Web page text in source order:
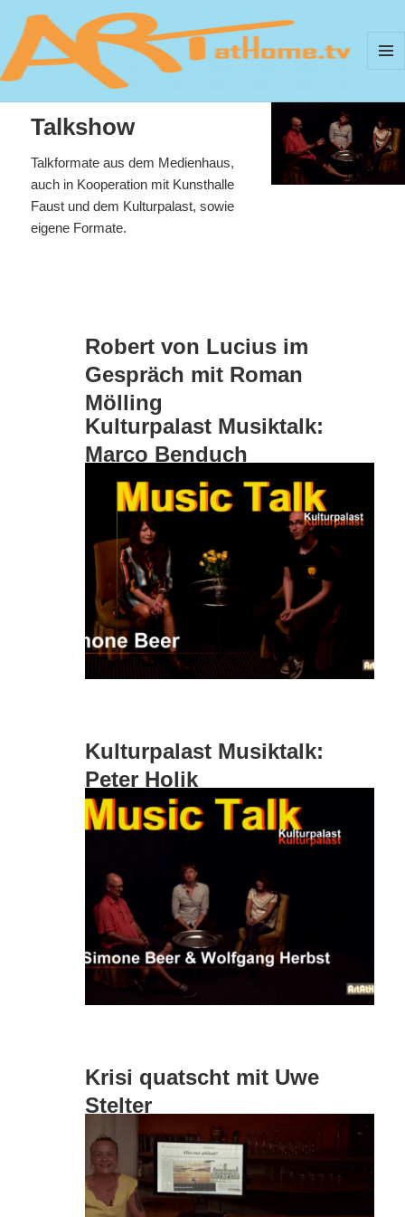
ArtAtHome.TV
UND
Talkshow
Talkformate aus dem Medienhaus,
auch in Kooperation mit Kunsthalle
Faust und dem Kulturpalast, sowie
eigene Formate.
Robert von Lucius im
Gespräch mit Roman
Mölling
Kulturpalast Musiktalk:
Marco Benduch
Kulturpalast Musiktalk:
Peter Holik
Krisi quatscht mit Uwe
Stelter